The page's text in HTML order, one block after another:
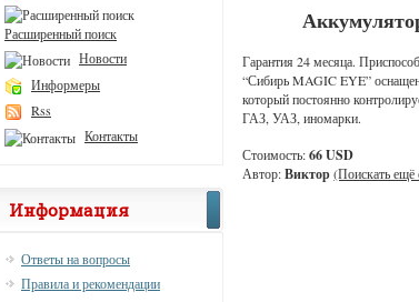
Гарантия 24 месяца.
“Сибирь MAGIC EYE”
который постоянно
ГАЗ, УАЗ, иномарки.
Стоимость:66 USD
Автор:Виктор (Поискать ещё
Расширенный поиск
Новости
Информеры
Rss
Контакты
Информация
Ответы на вопросы
Правила и рекомендации